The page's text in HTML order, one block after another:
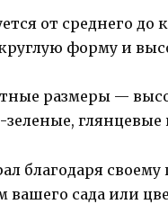
от среднего
форму и
размеры —
глянцевые
благодаря
сада или